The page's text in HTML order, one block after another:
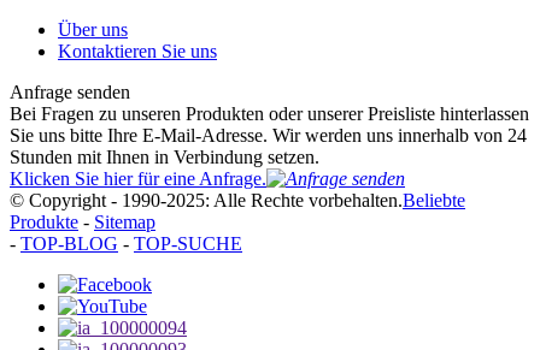
Über uns
Kontaktieren Sie uns
Anfrage senden
Bei Fragen zu unseren Produkten oder unserer Preisliste hinterlassen
Sie uns bitte Ihre E-Mail-Adresse. Wir werden uns innerhalb von 24
Stunden mit Ihnen in Verbindung setzen.
Klicken Sie hier für eine Anfrage.
© Copyright - 1990-2025: Alle Rechte vorbehalten.Beliebte
Produkte - Sitemap
- TOP-BLOG - TOP-SUCHE